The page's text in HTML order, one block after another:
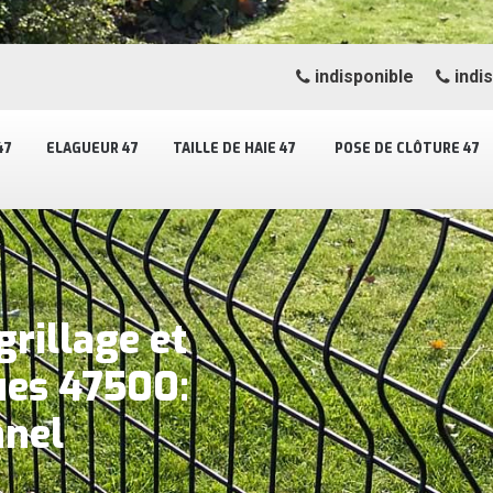
ELAGUEUR 47 TAILLE DE HAIE 47 POSE DE CLÔTURE 47
indisponible
et
47500: